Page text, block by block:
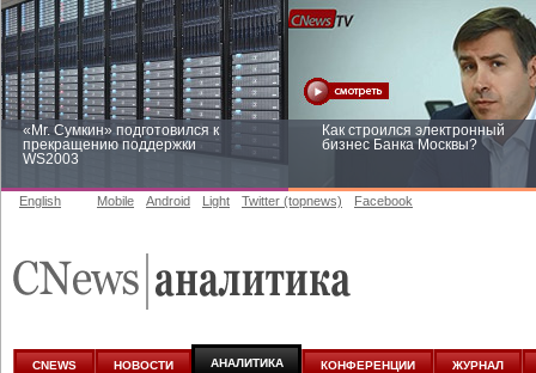
«Mr. Сумкин» подготовился к
прекращению поддержки
WS2003
Как строился электронный
бизнес Банка Москвы?
аналитике
English Mobile Android Light Twitter (topnews) Facebook
CNEWS НОВОСТИ АНАЛИТИКА КОНФЕРЕНЦИИ ЖУРНАЛ